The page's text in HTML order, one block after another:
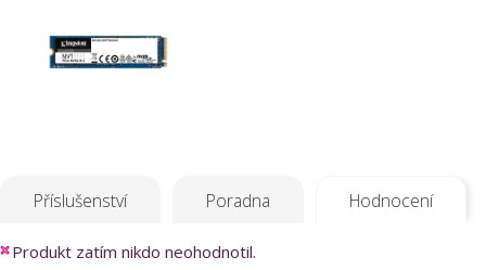
Příslušenství Poradna Hodnocení
Produkt zatím nikdo neohodnotil.